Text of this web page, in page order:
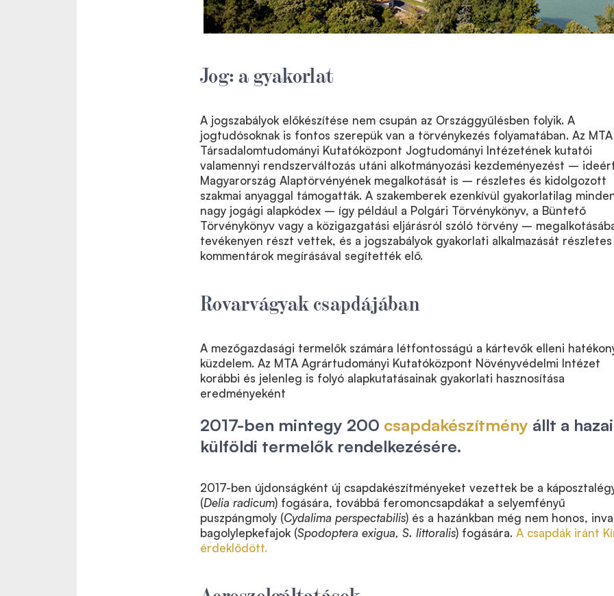
Jog: a gyakorlat
A jogszabályok előkészítése nem csupán az Országgyűlésben folyik. A
jogtudósoknak is fontos szerepük van a törvénykezés folyamatában. Az MTA
Társadalomtudományi Kutatóközpont Jogtudományi Intézetének kutatói
valamennyi rendszerváltozás utáni alkotmányozási kezdeményezést –
Magyarország Alaptörvényének megalkotását is – részletes és kidolgozott
szakmai anyaggal támogatták. A szakemberek ezenkívül gyakorlatilag
nagy jogági alapkódex – így például a Polgári Törvénykönyv, a Büntető
Törvénykönyv vagy a közigazgatási eljárásról szóló törvény –
tevékenyen részt vettek, és a jogszabályok gyakorlati alkalmazását részletes
kommentárok megírásával segítették elő.
Rovarvágyak csapdájában
A mezőgazdasági termelők számára létfontosságú a kártevők elleni
küzdelem. Az MTA Agrártudományi Kutatóközpont Növényvédelmi Intézet
korábbi és jelenleg is folyó alapkutatásainak gyakorlati hasznosítása
eredményeként
2017-ben mintegy 200 csapdakészítmény állt a
külföldi termelők rendelkezésére.
2017-ben újdonságként új csapdakészítményeket vezettek be a
(Delia radicum) fogására, továbbá feromoncsapdákat a selyemfényű
puszpángmoly (Cydalima perspectabilis) és a hazánkban még nem honos,
bagolylepkefajok (Spodoptera exigua, S. littoralis) fogására. A csapdák iránt
érdeklődött.